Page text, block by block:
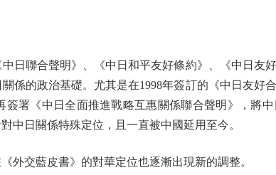
聯合聲明》、《中日和平友好條約》、《中日友
係的政治基礎。尤其是在1998年簽訂的《中日友好
署《中日全面推進戰略互惠關係聯合聲明》，將
中日關係特殊定位，且一直被中國延用至今。
交藍皮書》的對華定位也逐漸出現新的調整。